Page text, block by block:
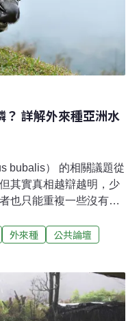
？ 詳解外來種亞洲水
bubalis） 的相關議題從
其實真相越辯越明，少
也只能重複一些沒有立
眼前的「牛牛好可憐
會再次的釐清一下水牛
重。為什麼呢？如果水
很可能比台灣黑熊還少
費並列入第一級保育
外來種
公共論壇